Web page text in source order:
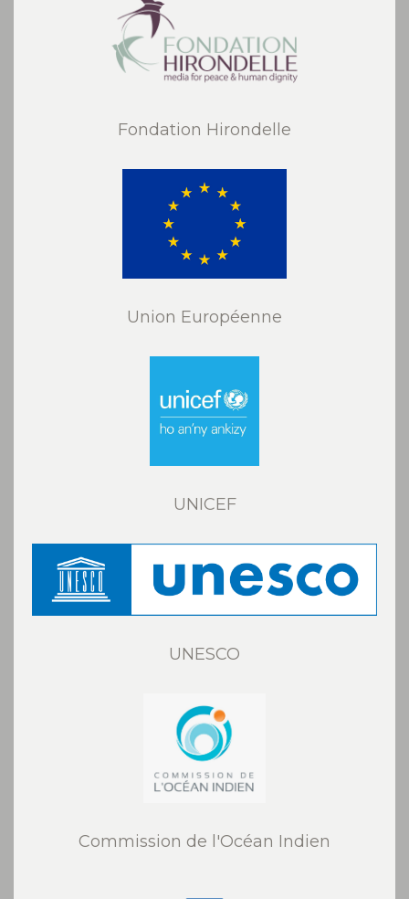
Fondation Hirondelle
Union Européenne
UNICEF
UNESCO
Commission de l'Océan Indien